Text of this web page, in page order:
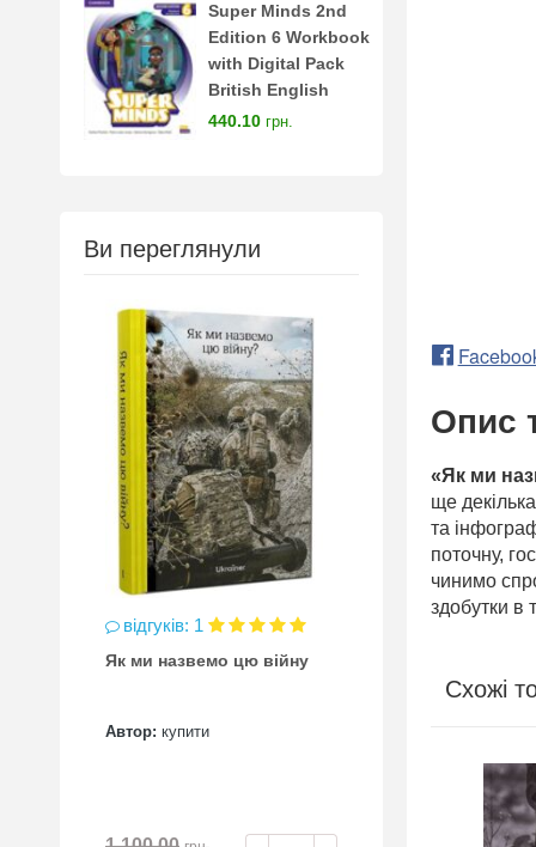
Super Minds 2nd
Edition 6 Workbook
with Digital Pack
British English
440.10 грн.
Ви переглянули
відгуків: 1
Як ми назвемо цю війну
Автор: купити
Опис
«Як ми
ще
та
поточну,
чинимо
здобутки в
Схожі